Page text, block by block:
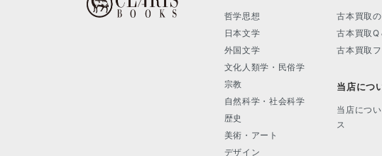
哲学思想
日本文学
外国文学
文化人類学・民俗学
宗教
自然科学・社会科学
歴史
美術・アート
デザイン
古本買取
古本買取Q
古本買取
当店につ
当店につ
ス